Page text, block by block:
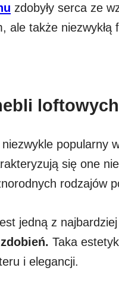
zdobyły serca ze
ale także
loftowych
popularny
się one
rodzajów
jedną z
Taka
i elegancji.